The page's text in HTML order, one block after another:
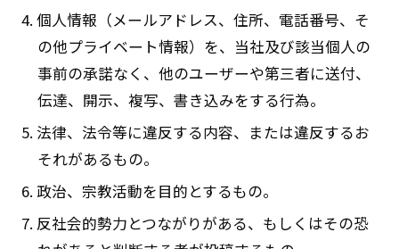
4. 個人情報（メールアドレス、住所、電話番号、そ
の他プライベート情報）を、当社及び該当個人の
事前の承諾なく、他のユーザーや第三者に送付、
伝達、開示、複写、書き込みをする行為。
5. 法律、法令等に違反する内容、または違反するお
それがあるもの。
6. 政治、宗教活動を目的とするもの。
7. 反社会的勢力とつながりがある、もしくはその恐